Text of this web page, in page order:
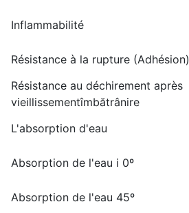
Inflammabilité
Résistance à la rupture (Adhésion)
Résistance au déchirement après
vieillissementîmbătrânire
L'absorption d'eau
Absorption de l'eau i 0º
Absorption de l'eau 45º